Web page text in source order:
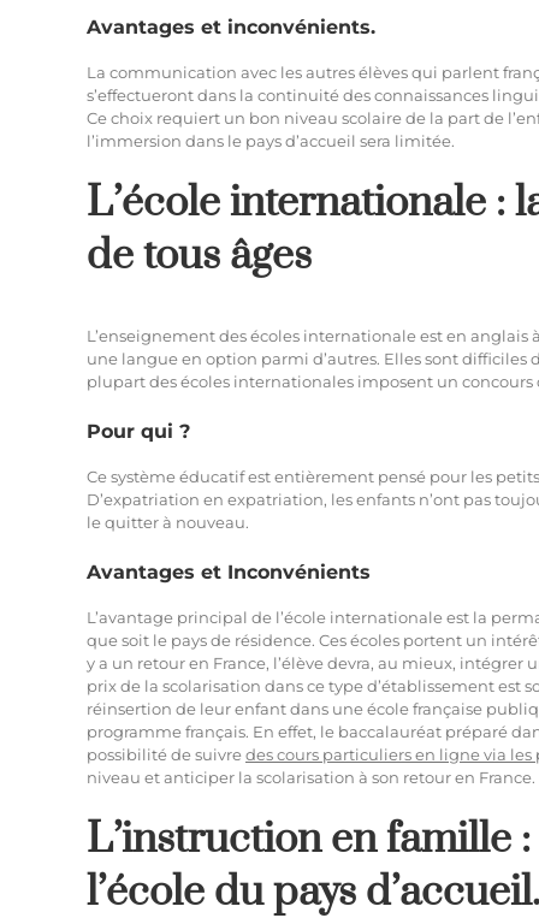
Avantages et inconvénients.
La communication avec les autres élèves qui parlent
s’effectueront dans la continuité des connaissances
Ce choix requiert un bon niveau scolaire de la part de
l’immersion dans le pays d’accueil sera limitée.
L’école internationale :
de tous âges
L’enseignement des écoles internationale est en anglais
une langue en option parmi d’autres. Elles sont difficiles
plupart des écoles internationales imposent un concours
Pour qui ?
Ce système éducatif est entièrement pensé pour les
D’expatriation en expatriation, les enfants n’ont pas
le quitter à nouveau.
Avantages et Inconvénients
L’avantage principal de l’école internationale est la
que soit le pays de résidence. Ces écoles portent un
y a un retour en France, l’élève devra, au mieux,
prix de la scolarisation dans ce type d’établissement est
réinsertion de leur enfant dans une école française
programme français. En effet, le baccalauréat préparé
possibilité de suivredes cours particuliers en ligne via les
niveau et anticiper la scolarisation à son retour en France.
L’instruction en famille
l’école du pays d’accueil.